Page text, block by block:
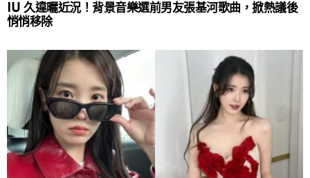
IU 久違曬近況！背景音樂選前男友張基河歌曲，掀熱議後
悄悄移除